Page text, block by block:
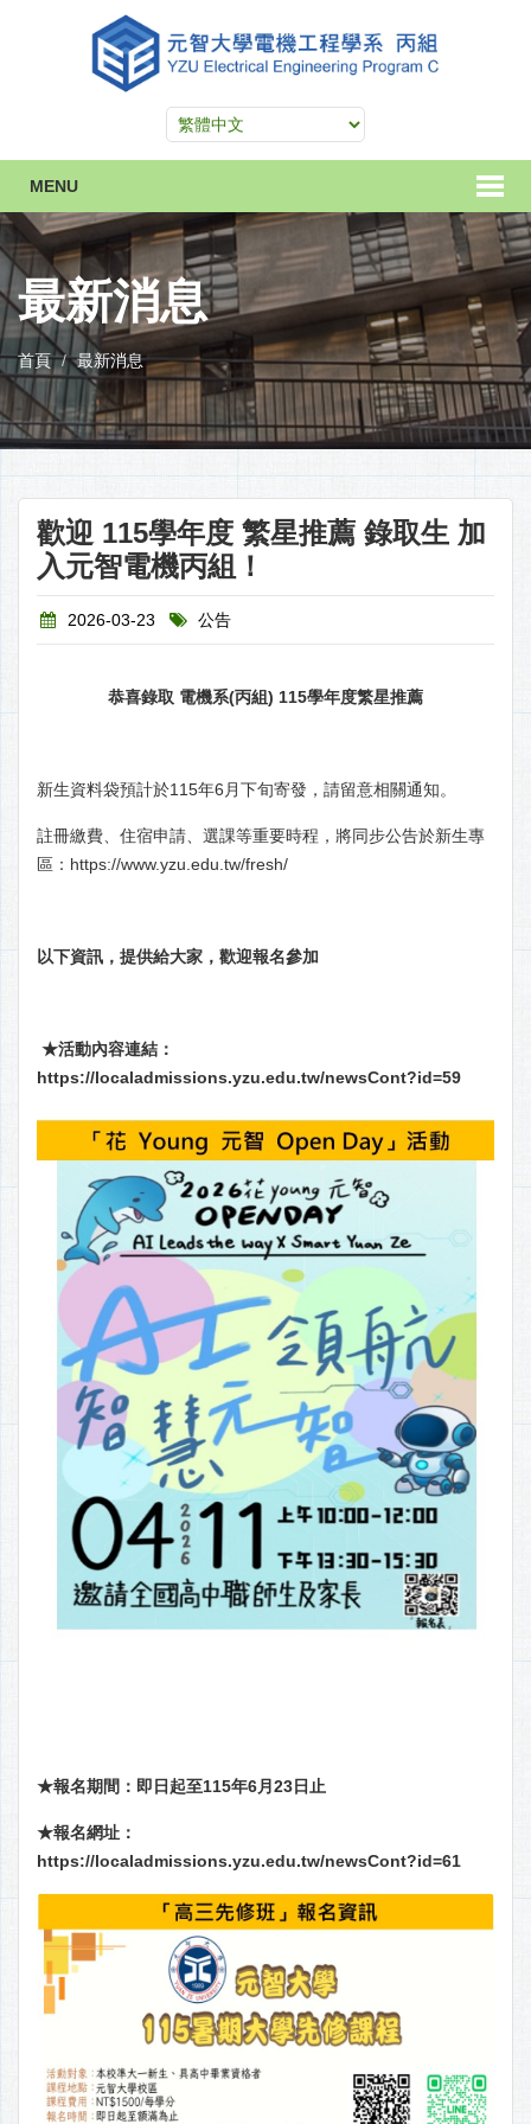
MENU
最新消息
首頁 最新消息
歡迎 115學年度 繁星推薦 錄取生 加
入元智電機丙組！
2026-03-23 公告
恭喜錄取 電機系(丙組) 115學年度繁星推薦
新生資料袋預計於115年6月下旬寄發，請留意相關通知。
註冊繳費、住宿申請、選課等重要時程，將同步公告於新生專
區： https://www.yzu.edu.tw/fresh/
以下資訊，提供給大家，歡迎報名參加
★活動內容連結：
https://localadmissions.yzu.edu.tw/newsCont?id=59
★報名期間：即日起至115年6月23日止
★報名網址：
https://localadmissions.yzu.edu.tw/newsCont?id=61